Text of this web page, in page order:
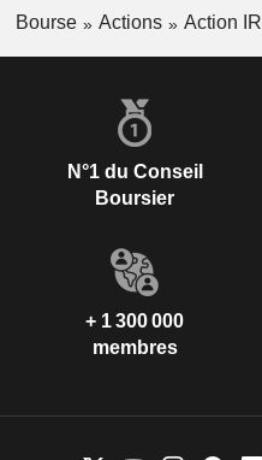
Bourse Actions Action IR
N°1 du Conseil
Boursier
+ 1 300 000
membres